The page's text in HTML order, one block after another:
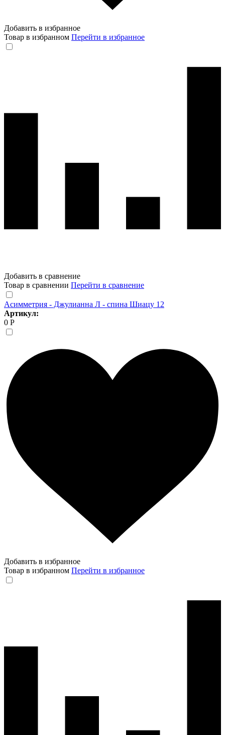
Добавить в избранное
Товар в избранном Перейти в избранное
Добавить в сравнение
Товар в сравнении Перейти в сравнение
Асимметрия - Джулианна Л - спина Шиацу 12
Артикул:
0 Р
Добавить в избранное
Товар в избранном Перейти в избранное